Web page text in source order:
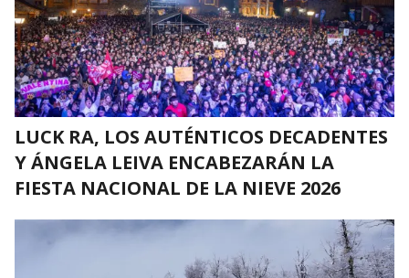
LUCK RA, LOS AUTÉNTICOS DECADENTES
Y ÁNGELA LEIVA ENCABEZARÁN LA
FIESTA NACIONAL DE LA NIEVE 2026